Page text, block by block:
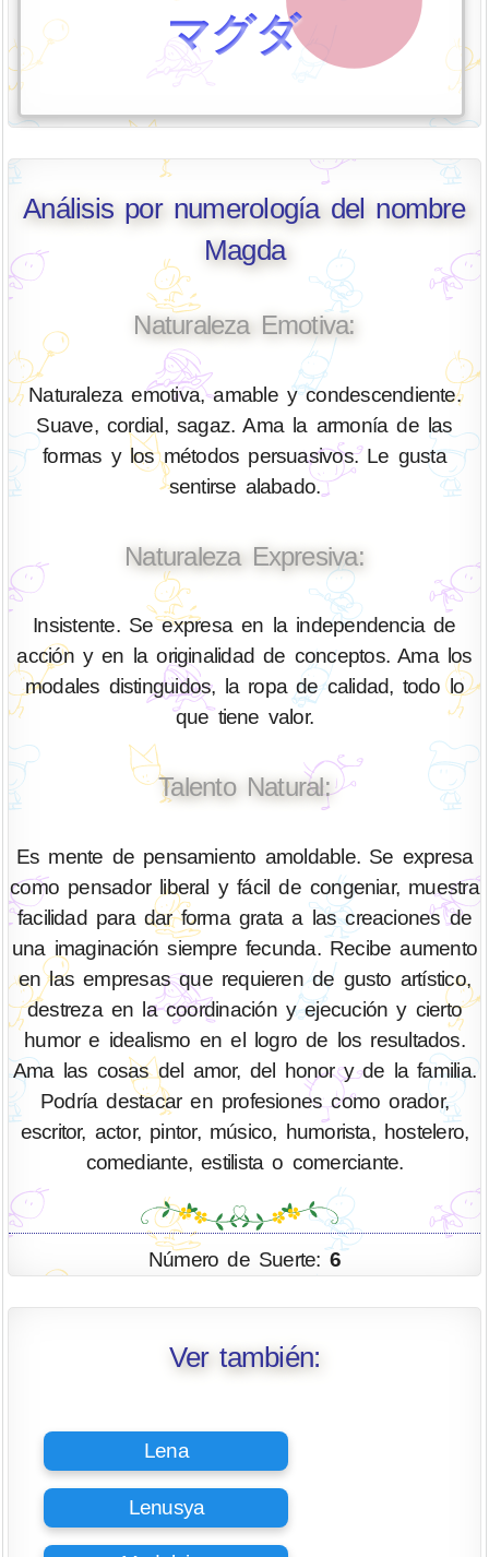
マグダ
Análisis por numerología del nombre
Magda
Naturaleza Emotiva:
Naturaleza emotiva, amable y condescendiente.
Suave, cordial, sagaz. Ama la armonía de las
formas y los métodos persuasivos. Le gusta
sentirse alabado.
Naturaleza Expresiva:
Insistente. Se expresa en la independencia de
acción y en la originalidad de conceptos. Ama los
modales distinguidos, la ropa de calidad, todo lo
que tiene valor.
Talento Natural:
Es mente de pensamiento amoldable. Se expresa
como pensador liberal y fácil de congeniar, muestra
facilidad para dar forma grata a las creaciones de
una imaginación siempre fecunda. Recibe aumento
en las empresas que requieren de gusto artístico,
destreza en la coordinación y ejecución y cierto
humor e idealismo en el logro de los resultados.
Ama las cosas del amor, del honor y de la familia.
Podría destacar en profesiones como orador,
escritor, actor, pintor, músico, humorista, hostelero,
comediante, estilista o comerciante.
Número de Suerte: 6
Ver también:
Lena
Lenusya